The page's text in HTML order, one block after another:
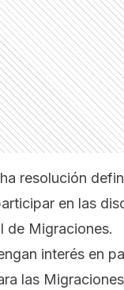
resolución
en las
de Migraciones.
interés en
las